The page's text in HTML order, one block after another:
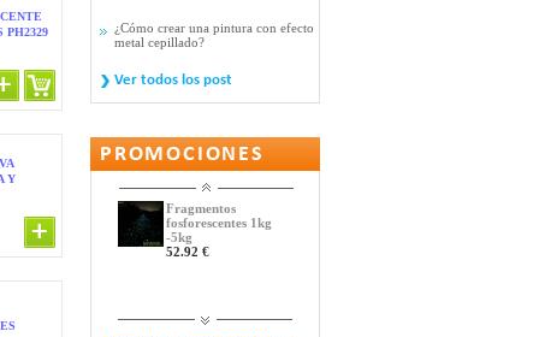
PH2329
Y
¿Cómo crear una pintura con efecto
metal cepillado?
Ver todos los post
PROMOCIONES
Fragmentos
fosforescentes 1kg
-5kg
52.92 €